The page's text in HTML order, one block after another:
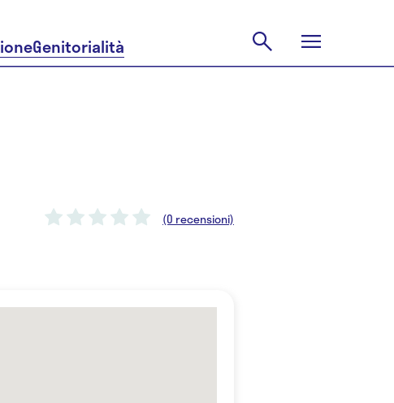
Genitorialità
(0 recensioni)